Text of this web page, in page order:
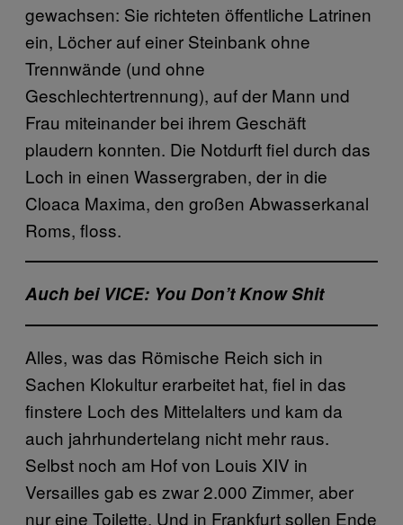
gewachsen: Sie richteten öffentliche Latrinen
ein, Löcher auf einer Steinbank ohne
Trennwände (und ohne
Geschlechtertrennung), auf der Mann und
Frau miteinander bei ihrem Geschäft
plaudern konnten. Die Notdurft fiel durch das
Loch in einen Wassergraben, der in die
Cloaca Maxima, den großen Abwasserkanal
Roms, floss.
Auch bei VICE: You Don’t Know Shit
Alles, was das Römische Reich sich in
Sachen Klokultur erarbeitet hat, fiel in das
finstere Loch des Mittelalters und kam da
auch jahrhundertelang nicht mehr raus.
Selbst noch am Hof von Louis XIV in
Versailles gab es zwar 2.000 Zimmer, aber
nur eine Toilette. Und in Frankfurt sollen Ende